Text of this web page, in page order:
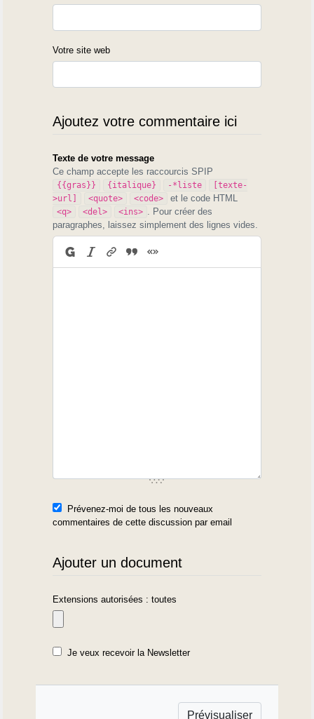
Votre site web
Ajoutez votre commentaire ici
Texte de votre message
Ce champ accepte les raccourcis SPIP
{{gras}} {italique} -*liste
[texte-
>url]
<quote> <code> et le code HTML
<q> <del> <ins>
. Pour créer des
paragraphes, laissez simplement des lignes vides.
Prévenez-moi de tous les nouveaux
commentaires de cette discussion par email
Ajouter un document
Extensions autorisées : toutes
Je veux recevoir la Newsletter